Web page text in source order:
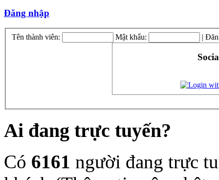
Đăng nhập
Tên thành viên: Mật khẩu: |
Ai đang trực tuyến?
Có 6161 người đang trực